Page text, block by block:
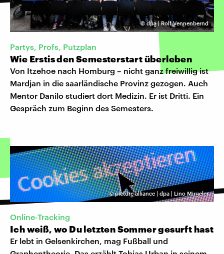
©dpa | Rolf Vennenbernd
Partys, Profs, Putzplan
Wie Erstis den Semesterstart überleben
Von Itzehoe nach Homburg – nicht ganz freiwillig ist
Mardjan in die saarländische Provinz gezogen. Auch
Mentor Danilo studiert dort Medizin. Er ist Dritti. Ein
Gespräch zum Beginn des Semesters.
©picture alliance | dpa | Lino Mirgeler
Online-Tracking
Ich weiß, wo Du letzten Sommer gesurft hast
Er lebt in Gelsenkirchen, mag Fußball und